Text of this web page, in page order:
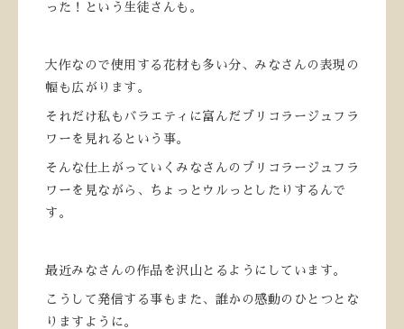
った！という生徒さんも。
大作なので使用する花材も多い分、みなさんの表現の
幅も広がります。
それだけ私もバラエティに富んだブリコラージュフラ
ワーを見れるという事。
そんな仕上がっていくみなさんのブリコラージュフラ
ワーを見ながら、ちょっとウルっとしたりするんで
す。
最近みなさんの作品を沢山とるようにしています。
こうして発信する事もまた、誰かの感動のひとつとな
りますように。